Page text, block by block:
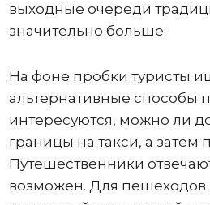
выходные очереди
значительно больше.
На фоне пробки туристы
альтернативные способы
интересуются, можно ли
границы на такси, а
Путешественники
возможен. Для пешеходов